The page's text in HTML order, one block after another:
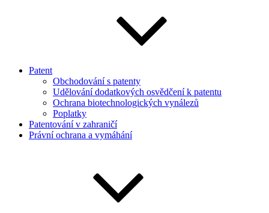
Patent
Obchodování s patenty
Udělování dodatkových osvědčení k patentu
Ochrana biotechnologických vynálezů
Poplatky
Patentování v zahraničí
Právní ochrana a vymáhání